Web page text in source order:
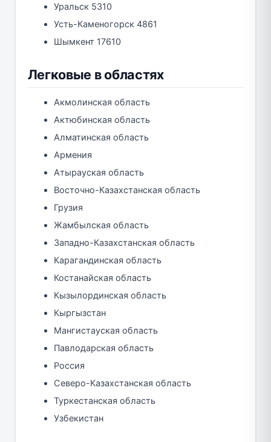
Уральск 5310
Усть-Каменогорск 4861
Шымкент 17610
Легковые в областях
Акмолинская область
Актюбинская область
Алматинская область
Армения
Атырауская область
Восточно-Казахстанская область
Грузия
Жамбылская область
Западно-Казахстанская область
Карагандинская область
Костанайская область
Кызылординская область
Кыргызстан
Мангистауская область
Павлодарская область
Россия
Северо-Казахстанская область
Туркестанская область
Узбекистан